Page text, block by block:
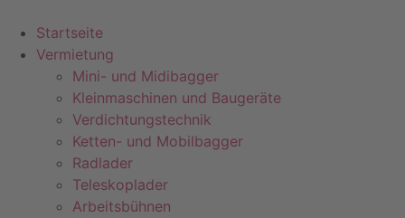
Inhalt
springen
Startseite
Vermietung
Mini- und Midibagger
Kleinmaschinen und Baugeräte
Verdichtungstechnik
Ketten- und Mobilbagger
Radlader
Teleskoplader
Arbeitsbühnen